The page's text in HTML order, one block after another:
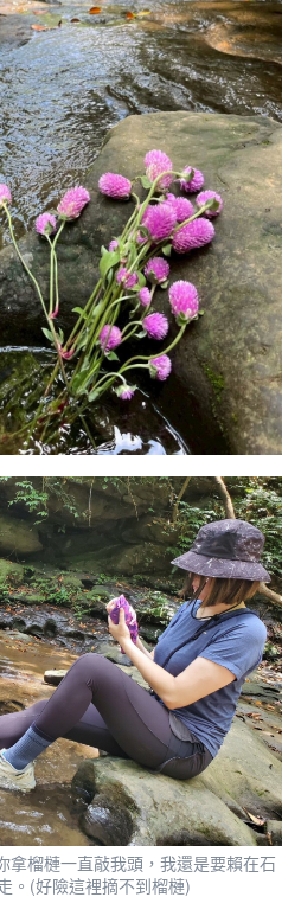
榴槤一直敲我頭，我還是要賴在石
。(好險這裡摘不到榴槤)